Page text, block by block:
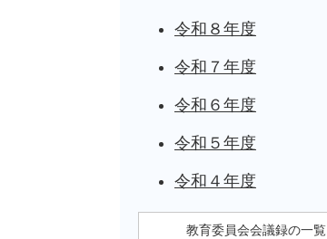
令和８年度
令和７年度
令和６年度
令和５年度
令和４年度
教育委員会会議録の一覧